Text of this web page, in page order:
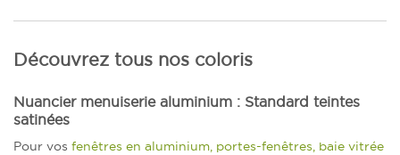
Découvrez tous nos coloris
Nuancier menuiserie aluminium : Standard teintes
satinées
Pour vos fenêtres en aluminium, portes-fenêtres, baie vitrée